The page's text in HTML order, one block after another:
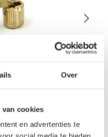
Over
van cookies
en advertenties te